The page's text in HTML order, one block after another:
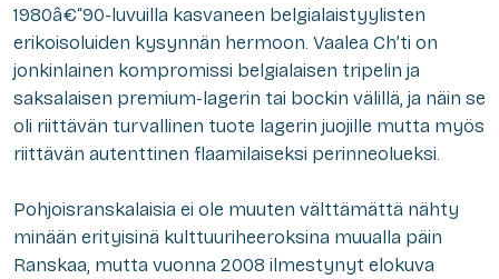
1980â€“90-luvuilla kasvaneen belgialaistyylisten
erikoisoluiden kysynnän hermoon. Vaalea Ch’ti on
jonkinlainen kompromissi belgialaisen tripelin ja
saksalaisen premium-lagerin tai bockin välillä, ja näin se
oli riittävän turvallinen tuote lagerin juojille mutta myös
riittävän autenttinen flaamilaiseksi perinneolueksi.
Pohjoisranskalaisia ei ole muuten välttämättä nähty
minään erityisinä kulttuuriheeroksina muualla päin
Ranskaa, mutta vuonna 2008 ilmestynyt elokuva